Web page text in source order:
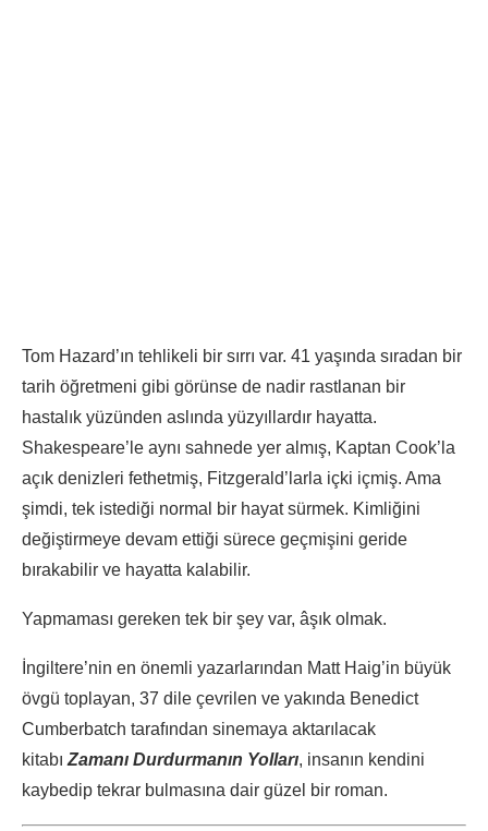
Tom Hazard’ın tehlikeli bir sırrı var. 41 yaşında sıradan bir
tarih öğretmeni gibi görünse de nadir rastlanan bir
hastalık yüzünden aslında yüzyıllardır hayatta.
Shakespeare’le aynı sahnede yer almış, Kaptan Cook’la
açık denizleri fethetmiş, Fitzgerald’larla içki içmiş. Ama
şimdi, tek istediği normal bir hayat sürmek. Kimliğini
değiştirmeye devam ettiği sürece geçmişini geride
bırakabilir ve hayatta kalabilir.
Yapmaması gereken tek bir şey var, âşık olmak.
İngiltere’nin en önemli yazarlarından Matt Haig’in büyük
övgü toplayan, 37 dile çevrilen ve yakında Benedict
Cumberbatch tarafından sinemaya aktarılacak
kitabı Zamanı Durdurmanın Yolları, insanın kendini
kaybedip tekrar bulmasına dair güzel bir roman.